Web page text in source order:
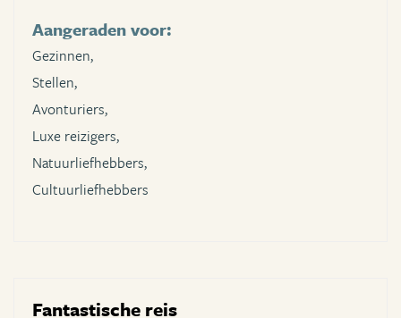
Aangeraden voor:
Gezinnen,
Stellen,
Avonturiers,
Luxe reizigers,
Natuurliefhebbers,
Cultuurliefhebbers
Fantastische reis